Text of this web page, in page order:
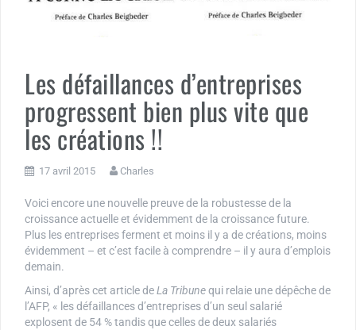
Les défaillances d’entreprises
progressent bien plus vite que
les créations !!
17 avril 2015 Charles
Voici encore une nouvelle preuve de la robustesse de la
croissance actuelle et évidemment de la croissance future.
Plus les entreprises ferment et moins il y a de créations, moins
évidemment – et c’est facile à comprendre – il y aura d’emplois
demain.
Ainsi, d’après cet article deLa Tribunequi relaie une dépêche de
l’AFP, « les défaillances d’entreprises d’un seul salarié
explosent de 54 % tandis que celles de deux salariés